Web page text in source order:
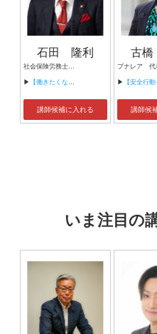
石田 隆利
社会保険労務士法人リライエ 代表 株式会社リライエ 代表取締役 ハイブリッド社労士®
▶ 【働きたくなる会社の作り方】
講師候補に入れる
古
▶ 【安全行動をするための脳づくり～ゼロ災害のための脳力アップト
講師候
いま注目の